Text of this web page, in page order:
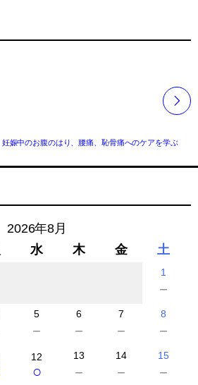
妊娠中のお腹のはり、腰痛、恥骨痛へのケアを学ぶ
2026年8月
水 木 金 土
1
－
5
－
6
－
7
－
8
－
12
○
13
－
14
－
15
－